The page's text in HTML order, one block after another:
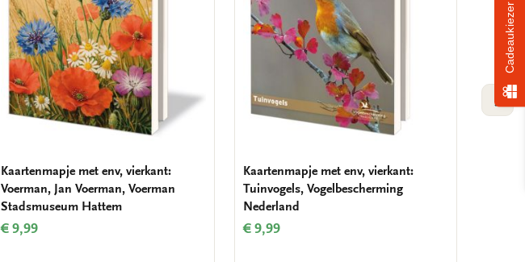
Kaartenmapje met env, vierkant:
Voerman, Jan Voerman, Voerman
Stadsmuseum Hattem
€ 9,99
Kaartenmapje met env, vierkant:
Tuinvogels, Vogelbescherming
Nederland
€ 9,99
Cadeaukiezer